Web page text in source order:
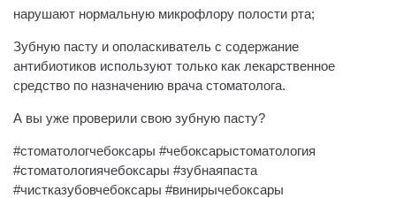
нарушают нормальную микрофлору полости рта;
Зубную пасту и ополаскиватель с содержание
антибиотиков используют только как лекарственное
средство по назначению врача стоматолога.
А вы уже проверили свою зубную пасту?
#стоматологчебоксары #чебоксарыстоматология
#стоматологиячебоксары #зубнаяпаста
#чистказубовчебоксары #винирычебоксары